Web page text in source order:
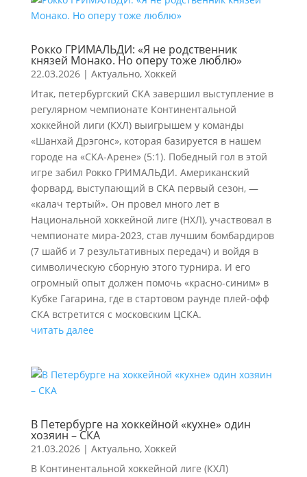
Рокко ГРИМАЛЬДИ: «Я не родственник
князей Монако. Но оперу тоже люблю»
22.03.2026| Актуально, Хоккей
Итак, петербургский СКА завершил выступление в
регулярном чемпионате Континентальной
хоккейной лиги (КХЛ) выигрышем у команды
«Шанхай Дрэгонс», которая базируется в нашем
городе на «СКА-Арене» (5:1). Победный гол в этой
игре забил Рокко ГРИМАЛЬДИ. Американский
форвард, выступающий в СКА первый сезон, —
«калач тертый». Он провел много лет в
Национальной хоккейной лиге (НХЛ), участвовал в
чемпионате мира-2023, став лучшим бомбардиров
(7 шайб и 7 результативных передач) и войдя в
символическую сборную этого турнира. И его
огромный опыт должен помочь «красно-синим» в
Кубке Гагарина, где в стартовом раунде плей-офф
СКА встретится с московским ЦСКА.
читать далее
В Петербурге на хоккейной «кухне» один
хозяин – СКА
21.03.2026| Актуально, Хоккей
В Континентальной хоккейной лиге (КХЛ)